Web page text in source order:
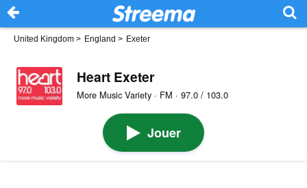
United Kingdom > England > Exeter
Heart Exeter
More Music Variety · FM · 97.0 / 103.0
Jouer